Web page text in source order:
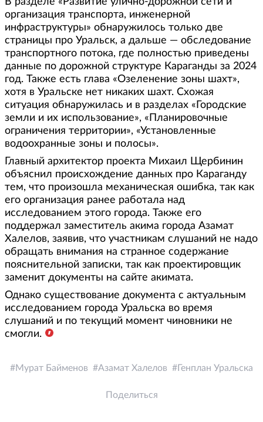
организация транспорта, инженерной
инфраструктуры» обнаружилось только две
страницы про Уральск, а дальше — обследование
транспортного потока, где полностью приведены
данные по дорожной структуре Караганды за 2024
год. Также есть глава «Озеленение зоны шахт»,
хотя в Уральске нет никаких шахт. Схожая
ситуация обнаружилась и в разделах «Городские
земли и их использование», «Планировочные
ограничения территории», «Установленные
водоохранные зоны и полосы».
Главный архитектор проекта Михаил Щербинин
объяснил происхождение данных про Караганду
тем, что произошла механическая ошибка, так как
его организация ранее работала над
исследованием этого города. Также его
поддержал заместитель акима города Азамат
Халелов, заявив, что участникам слушаний не надо
обращать внимания на странное содержание
пояснительной записки, так как проектировщик
заменит документы на сайте акимата.
Однако существование документа с актуальным
исследованием города Уральска во время
слушаний и по текущий момент чиновники не
смогли.
Мурат Байменов Азамат Халелов Генплан Уральска
Поделиться